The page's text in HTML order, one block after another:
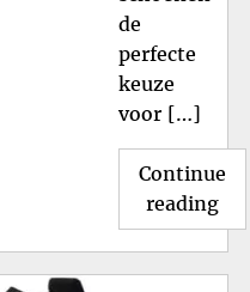
de
perfecte
keuze
voor […]
Continue
reading
de